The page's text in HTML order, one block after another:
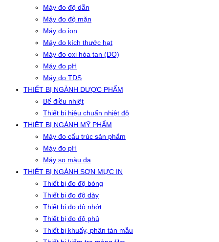
Máy đo độ dẫn
Máy đo độ mặn
Máy đo ion
Máy đo kích thước hạt
Máy đo oxi hòa tan (DO)
Máy đo pH
Máy đo TDS
THIẾT BỊ NGÀNH DƯỢC PHẨM
Bể điều nhiệt
Thiết bị hiệu chuẩn nhiệt độ
THIẾT BỊ NGÀNH MỸ PHẨM
Máy đo cấu trúc sản phẩm
Máy đo pH
Máy so màu da
THIẾT BỊ NGÀNH SƠN MỰC IN
Thiết bị đo độ bóng
Thiết bị đo độ dày
Thiết bị đo độ nhớt
Thiết bị đo độ phủ
Thiết bị khuấy, phân tán mẫu